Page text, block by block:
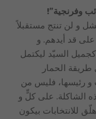
وفرنجية”!
و لن تنتج مستقبلاً
قد أيدهم. و
السيّد ليكتمل
الحمار
و رئيسها، فليس من
الشاكلة. على كلٍّ و
للانتخابات بيكون